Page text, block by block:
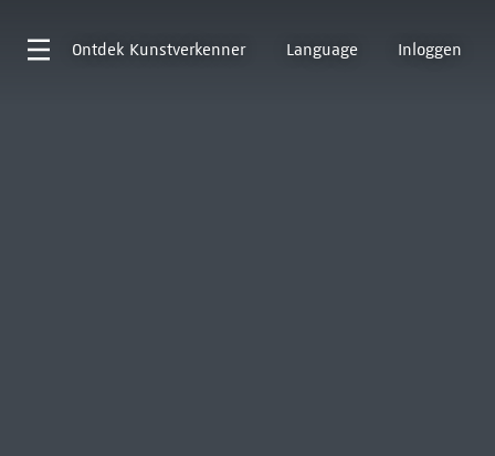
Ontdek Kunstverkenner Language Inloggen